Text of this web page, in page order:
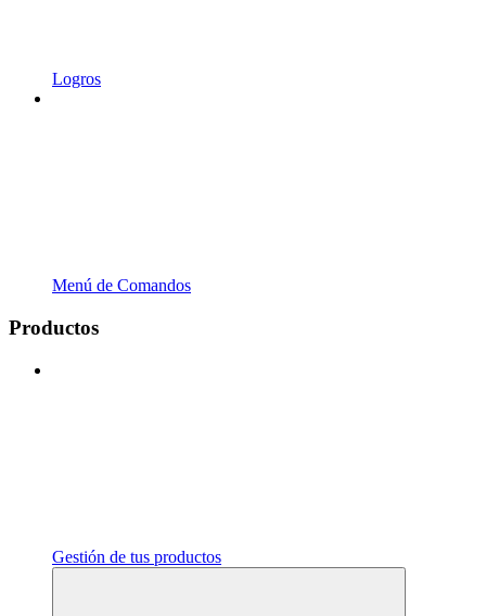
Logros
Menú de Comandos
Productos
Gestión de tus productos